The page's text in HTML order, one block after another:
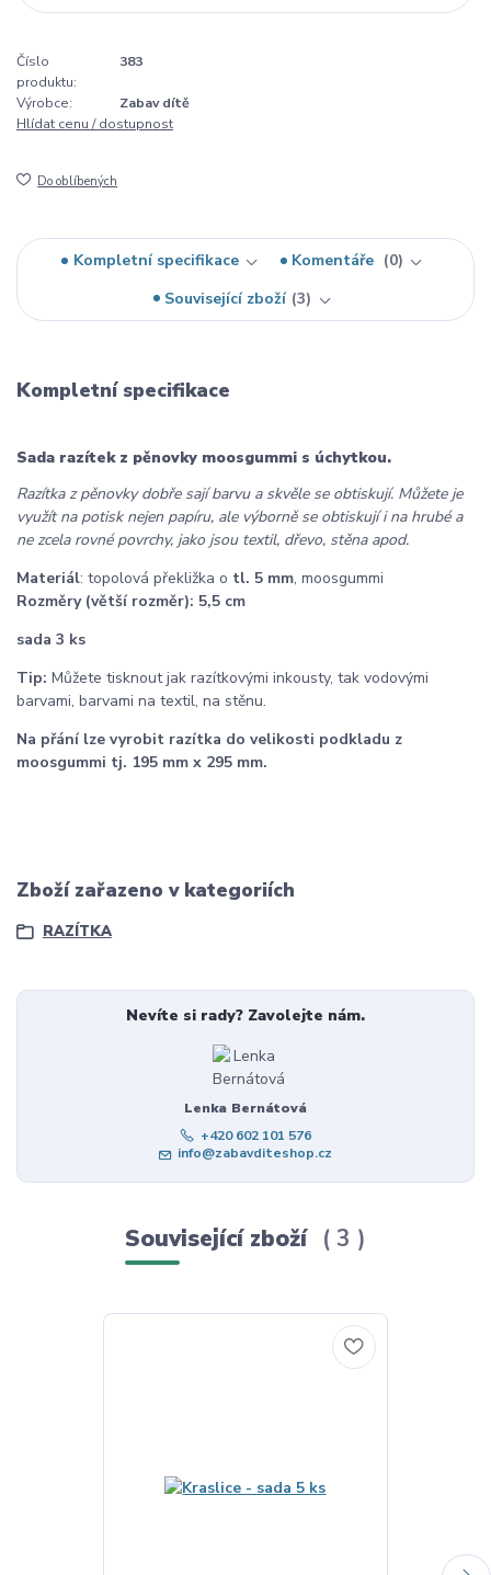
Číslo
produktu:
383
Výrobce:
Zabav dítě
Hlídat cenu / dostupnost
Do oblíbených
Kompletní specifikace Komentáře
0
Související zboží 3
Kompletní specifikace
Sada razítek z pěnovky moosgummi s úchytkou.
Razítka z pěnovky dobře sají barvu a skvěle se obtiskují. Můžete je
využít na potisk nejen papíru, ale výborně se obtiskují i na hrubé a
ne zcela rovné povrchy, jako jsou textil, dřevo, stěna apod.
Materiál: topolová překližka o tl. 5 mm, moosgummi
Rozměry (větší rozměr): 5,5 cm
sada 3 ks
Tip: Můžete tisknout jak razítkovými inkousty, tak vodovými
barvami, barvami na textil, na stěnu.
Na přání lze vyrobit razítka do velikosti podkladu z
moosgummi tj. 195 mm x 295 mm.
Zboží zařazeno v kategoriích
RAZÍTKA
Nevíte si rady? Zavolejte nám.
Lenka Bernátová
+420 602 101 576
info@zabavditeshop.cz
Související zboží 3